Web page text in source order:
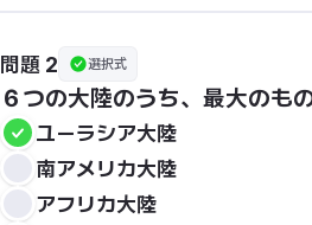
問題 2 選択式
６つの大陸のうち、最大のも
ユーラシア大陸
南アメリカ大陸
アフリカ大陸